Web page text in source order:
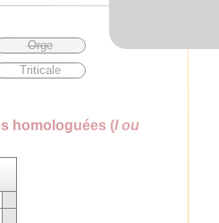
Orge
Triticale
homologuées (l ou